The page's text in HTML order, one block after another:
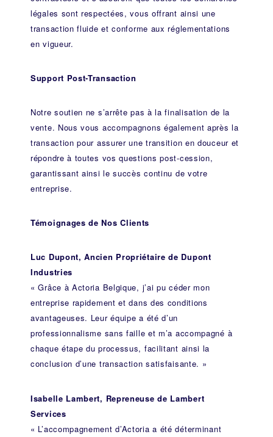
légales sont respectées, vous offrant ainsi une
transaction fluide et conforme aux réglementations
en vigueur.
Support Post-Transaction
Notre soutien ne s’arrête pas à la finalisation de la
vente. Nous vous accompagnons également après la
transaction pour assurer une transition en douceur et
répondre à toutes vos questions post-cession,
garantissant ainsi le succès continu de votre
entreprise.
Témoignages de Nos Clients
Luc Dupont, Ancien Propriétaire de Dupont
Industries
« Grâce à Actoria Belgique, j’ai pu céder mon
entreprise rapidement et dans des conditions
avantageuses. Leur équipe a été d’un
professionnalisme sans faille et m’a accompagné à
chaque étape du processus, facilitant ainsi la
conclusion d’une transaction satisfaisante. »
Isabelle Lambert, Repreneuse de Lambert
Services
« L’accompagnement d’Actoria a été déterminant